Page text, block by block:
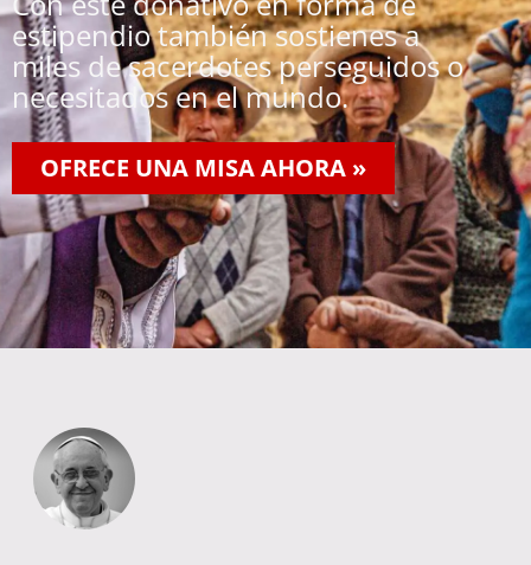
estipendio también sostienes a
miles de sacerdotes perseguidos o
necesitados en el mundo.
OFRECE UNA MISA AHORA »